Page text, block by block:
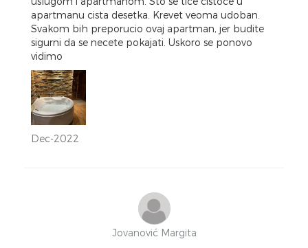
apartmanu cista desetka. Krevet veoma udoban.
Svakom bih preporucio ovaj apartman, jer budite
sigurni da se necete pokajati. Uskoro se ponovo
vidimo
Dec-2022
Jovanović Margita